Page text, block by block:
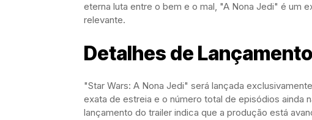
eterna luta entre o bem e o mal, "A Nona Jedi" é um
relevante.
Detalhes de
"Star Wars: A Nona Jedi" será lançada
exata de estreia e o número total de episódios ainda
lançamento do trailer indica que a produção está